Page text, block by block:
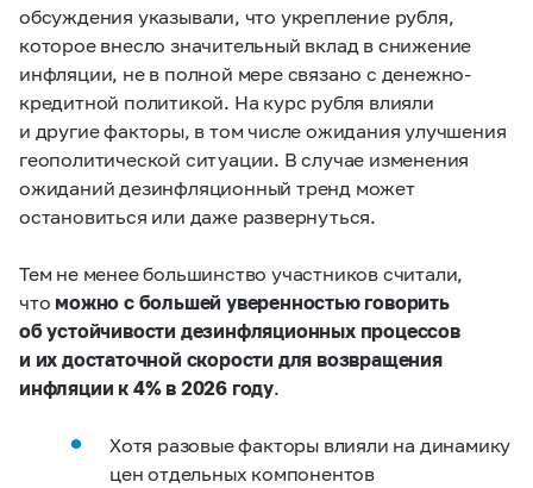
обсуждения указывали, что укрепление рубля,
которое внесло значительный вклад в снижение
инфляции, не в полной мере связано с денежно-
кредитной политикой. На курс рубля влияли
и другие факторы, в том числе ожидания улучшения
геополитической ситуации. В случае изменения
ожиданий дезинфляционный тренд может
остановиться или даже развернуться.
Тем не менее большинство участников считали,
что можно с большей уверенностью говорить
об устойчивости дезинфляционных процессов
и их достаточной скорости для возвращения
инфляции к 4% в 2026 году.
Хотя разовые факторы влияли на динамику
цен отдельных компонентов